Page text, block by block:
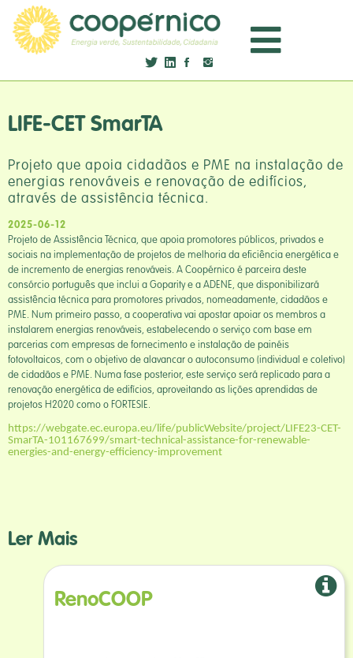
LIFE-CET SmarTA
Projeto que apoia cidadãos e PME na instalação de
energias renováveis e renovação de edifícios,
através de assistência técnica.
2025-06-12
Projeto de Assistência Técnica, que apoia promotores públicos, privados e
sociais na implementação de projetos de melhoria da eficiência energética e
de incremento de energias renováveis. A Coopérnico é parceira deste
consórcio português que inclui a Goparity e a ADENE, que disponibilizará
assistência técnica para promotores privados, nomeadamente, cidadãos e
PME. Num primeiro passo, a cooperativa vai apostar apoiar os membros a
instalarem energias renováveis, estabelecendo o serviço com base em
parcerias com empresas de fornecimento e instalação de painéis
fotovoltaicos, com o objetivo de alavancar o autoconsumo (individual e coletivo)
de cidadãos e PME. Numa fase posterior, este serviço será replicado para a
renovação energética de edifícios, aproveitando as lições aprendidas de
projetos H2020 como o FORTESIE.
https://webgate.ec.europa.eu/life/publicWebsite/project/LIFE23-CET-
SmarTA-101167699/smart-technical-assistance-for-renewable-
energies-and-energy-efficiency-improvement
Ler Mais
RenoCOOP